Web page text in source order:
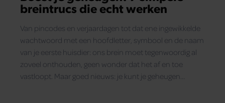
breintrucs die echt werken
Van pincodes en verjaardagen tot dat ene ingewikkelde
wachtwoord met een hoofdletter, symbool en de naam
van je eerste huisdier: ons brein moet tegenwoordig al
zoveel onthouden, geen wonder dat het af en toe
vastloopt. Maar goed nieuws: je kunt je geheugen